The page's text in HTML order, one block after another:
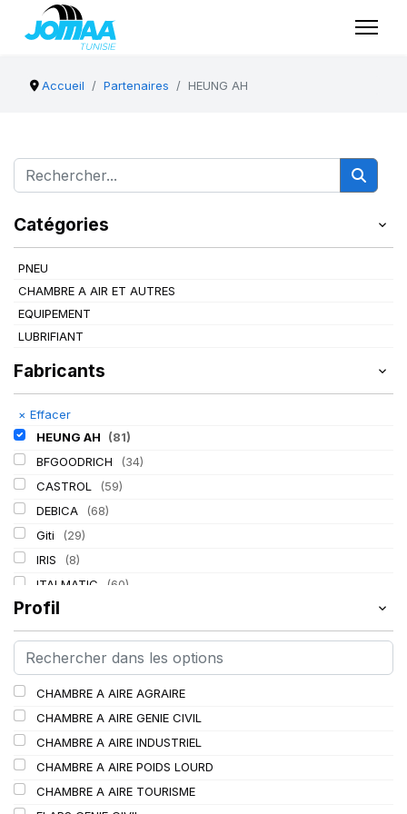
Accueil Partenaires HEUNG AH
Catégories
PNEU
CHAMBRE A AIR ET AUTRES
EQUIPEMENT
LUBRIFIANT
Fabricants
× Effacer
HEUNG AH
(81)
BFGOODRICH
(34)
CASTROL
(59)
DEBICA
(68)
Giti
(29)
IRIS
(8)
ITALMATIC
(60)
KLEBER
LASSA (174)
LING LONG
(152)
Profil
CHAMBRE A AIRE AGRAIRE
CHAMBRE A AIRE GENIE CIVIL
CHAMBRE A AIRE INDUSTRIEL
CHAMBRE A AIRE POIDS LOURD
CHAMBRE A AIRE TOURISME